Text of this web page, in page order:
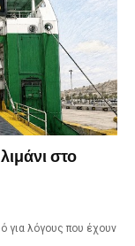
στο
για λόγους που έχουν